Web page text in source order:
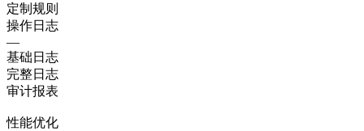
定制规则
操作日志
—
基础日志
完整日志
审计报表
性能优化